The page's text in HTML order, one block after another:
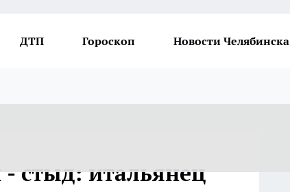
ДТП Гороскоп Новости Челябинска
стыд: итальянец